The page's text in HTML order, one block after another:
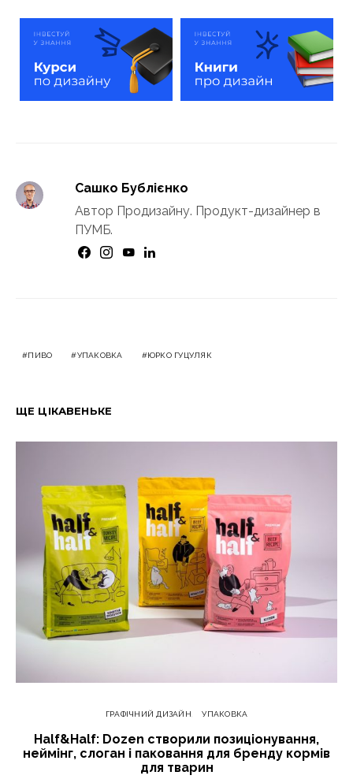
Сашко Бублієнко
Автор Продизайну. Продукт-дизайнер в
ПУМБ.
ПИВО УПАКОВКА ЮРКО ГУЦУЛЯК
ЩЕ ЦІКАВЕНЬКЕ
ГРАФІЧНИЙ ДИЗАЙН УПАКОВКА
Half&Half: Dozen створили позиціонування,
неймінг, слоган і паковання для бренду кормів
для тварин